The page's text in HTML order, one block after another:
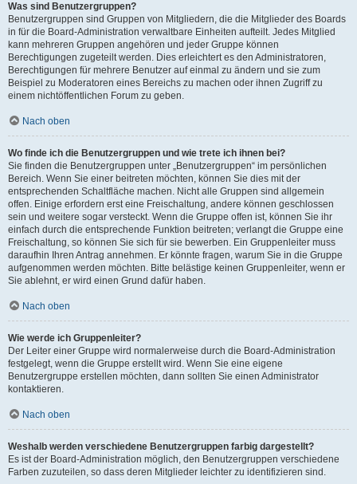
Was sind Benutzergruppen?
Benutzergruppen sind Gruppen von Mitgliedern, die die Mitglieder des Boards
in für die Board-Administration verwaltbare Einheiten aufteilt. Jedes Mitglied
kann mehreren Gruppen angehören und jeder Gruppe können
Berechtigungen zugeteilt werden. Dies erleichtert es den Administratoren,
Berechtigungen für mehrere Benutzer auf einmal zu ändern und sie zum
Beispiel zu Moderatoren eines Bereichs zu machen oder ihnen Zugriff zu
einem nichtöffentlichen Forum zu geben.
Nach oben
Wo finde ich die Benutzergruppen und wie trete ich ihnen bei?
Sie finden die Benutzergruppen unter „Benutzergruppen“ im persönlichen
Bereich. Wenn Sie einer beitreten möchten, können Sie dies mit der
entsprechenden Schaltfläche machen. Nicht alle Gruppen sind allgemein
offen. Einige erfordern erst eine Freischaltung, andere können geschlossen
sein und weitere sogar versteckt. Wenn die Gruppe offen ist, können Sie ihr
einfach durch die entsprechende Funktion beitreten; verlangt die Gruppe eine
Freischaltung, so können Sie sich für sie bewerben. Ein Gruppenleiter muss
daraufhin Ihren Antrag annehmen. Er könnte fragen, warum Sie in die Gruppe
aufgenommen werden möchten. Bitte belästige keinen Gruppenleiter, wenn er
Sie ablehnt, er wird einen Grund dafür haben.
Nach oben
Wie werde ich Gruppenleiter?
Der Leiter einer Gruppe wird normalerweise durch die Board-Administration
festgelegt, wenn die Gruppe erstellt wird. Wenn Sie eine eigene
Benutzergruppe erstellen möchten, dann sollten Sie einen Administrator
kontaktieren.
Nach oben
Weshalb werden verschiedene Benutzergruppen farbig dargestellt?
Es ist der Board-Administration möglich, den Benutzergruppen verschiedene
Farben zuzuteilen, so dass deren Mitglieder leichter zu identifizieren sind.